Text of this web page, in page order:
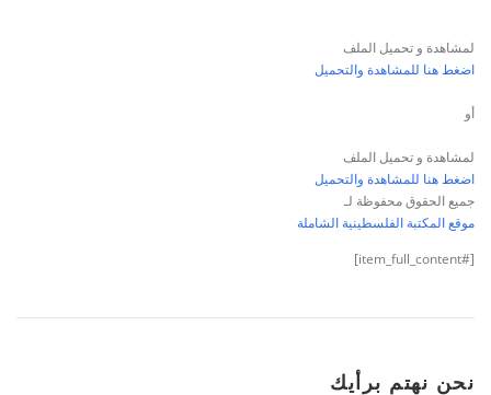
لمشاهدة و تحميل الملف
اضغط هنا للمشاهدة والتحميل
أو
لمشاهدة و تحميل الملف
اضغط هنا للمشاهدة والتحميل
جميع الحقوق محفوظة لـ
موقع المكتبة الفلسطينية الشاملة
[#item_full_content]
نحن نهتم برأيك